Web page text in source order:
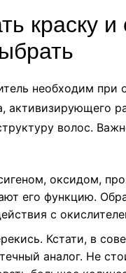
краску и
необходим
активизирующего
волос.
оксидом,
его функцию.
с
Кстати, в
аналог. Не